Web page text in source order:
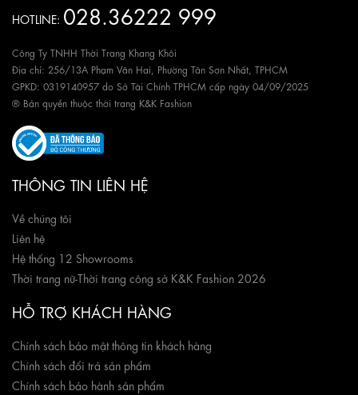
HOTLINE: 028.36222 999
Công Ty TNHH Thời Trang Khang Khôi
Địa chỉ: 256/13A Phạm Văn Hai, Phường Tân Sơn Nhất, TPHCM
GPKD: 0319140957 do Sở Tài Chính TPHCM cấp ngày 04/09/2025
® Bản quyền thuộc thời trang K&K Fashion
THÔNG TIN LIÊN HỆ
Về chúng tôi
Liên hệ
Hệ thống 12 Showrooms
Thời trang nữ-Thời trang công sở K&K Fashion 2026
HỖ TRỢ KHÁCH HÀNG
Chính sách bảo mật thông tin khách hàng
Chính sách đổi trả sản phẩm
Chính sách bảo hành sản phẩm